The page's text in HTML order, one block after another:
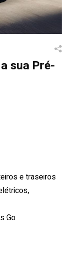
sua Pré-
e traseiros
Go